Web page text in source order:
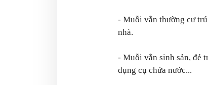
- Muỗi vằn thường cư
nhà.
- Muỗi vằn sinh sản, đẻ
dụng cụ chứa nước...